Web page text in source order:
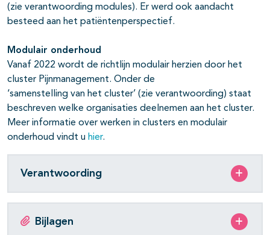
(zie verantwoording modules). Er werd ook aandacht
besteed aan het patiëntenperspectief.
Modulair onderhoud
Vanaf 2022 wordt de richtlijn modulair herzien door het
cluster Pijnmanagement. Onder de
‘samenstelling van het cluster’ (zie verantwoording) staat
beschreven welke organisaties deelnemen aan het cluster.
Meer informatie over werken in clusters en modulair
onderhoud vindt u hier.
Verantwoording
Bijlagen